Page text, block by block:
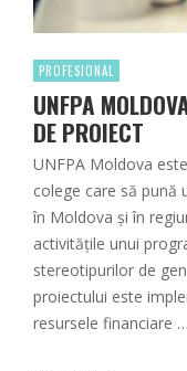
PROFESIONAL
UNFPA
DE PROIECT
UNFPA Moldova
colege care să pună
în Moldova și în
activitățile unui
stereotipurilor de
proiectului este
resursele financiare …